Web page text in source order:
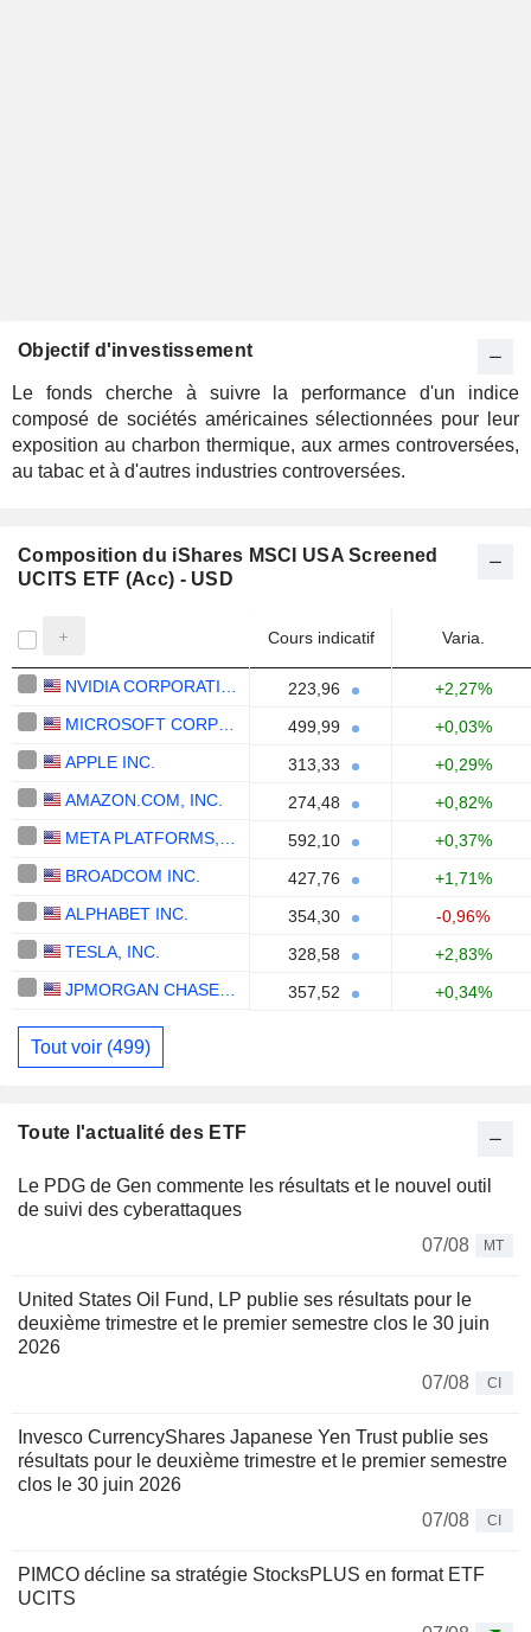
Objectif d'investissement
Le fonds cherche à suivre la performance d'un indice
composé de sociétés américaines sélectionnées pour leur
exposition au charbon thermique, aux armes controversées,
au tabac et à d'autres industries controversées.
Composition du iShares MSCI USA Screened
UCITS ETF (Acc) - USD
Cours indicatif Varia.
223,96
+2,27%
499,99
+0,03%
APPLE INC.
313,33
+0,29%
AMAZON.COM, INC.
274,48
+0,82%
592,10
+0,37%
BROADCOM INC.
427,76
+1,71%
ALPHABET INC.
354,30
-0,96%
TESLA, INC.
328,58
+2,83%
357,52 +0,34%
Tout voir (499)
Toute l'actualité des ETF
Le PDG de Gen commente les résultats et le nouvel outil
de suivi des cyberattaques
07/08
MT
United States Oil Fund, LP publie ses résultats pour le
deuxième trimestre et le premier semestre clos le 30 juin
2026
07/08
CI
Invesco CurrencyShares Japanese Yen Trust publie ses
résultats pour le deuxième trimestre et le premier semestre
clos le 30 juin 2026
07/08
CI
PIMCO décline sa stratégie StocksPLUS en format ETF
UCITS